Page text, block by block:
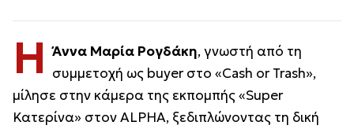
Η Άννα Μαρία Ρογδάκη, γνωστή από τη
συμμετοχή ως buyer στο «Cash or Trash»,
μίλησε στην κάμερα της εκπομπής «Super
Κατερίνα» στον ALPHA, ξεδιπλώνοντας τη δική